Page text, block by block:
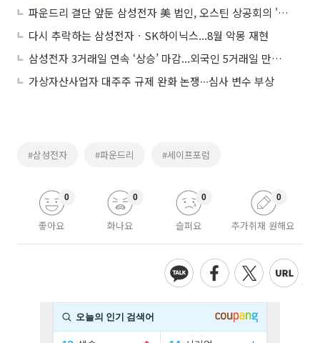
파운드리 결단 앞둔 삼성전자 美 법인, 오스틴 상공회의 '비즈니스 어워즈' 수상
다시 추락하는 삼성전자ㆍSK하이닉스...8월 악몽 재현
삼성전자 3거래일 연속 ‘상승’ 마감...외국인 5거래일 만에 ‘순매수’ 전환
가상자산사업자 대주주 규제 완화 논쟁∙∙∙심사 변수 부상
#삼성전자 #파운드리 #세이프포럼
좋아요
0
화나요
0
슬퍼요
0
추가취재 원해요
0